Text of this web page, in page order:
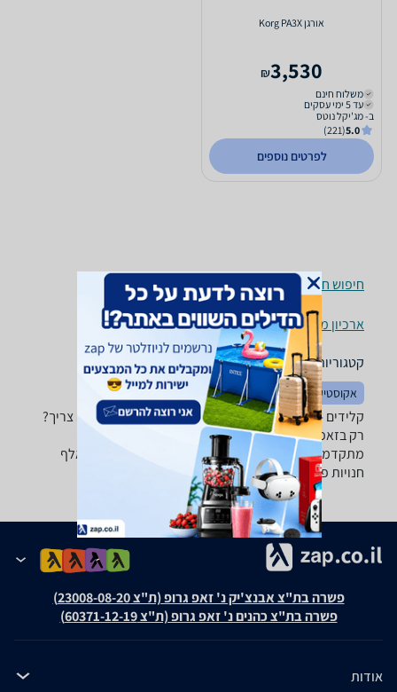
‏אורגן Korg PA3X
3,530
₪
משלוח חינם
עד 5 ימי עסקים
ב- מג'יקל נוטס
5.0
(221)
לפרטים נוספים
חיפוש חנויות קלידים לפי עיר
ארכיון מוצרים
קטגוריות משלימות
אקוסטיקה
קלידים - ‏Korg ‏98 ‏ס"מ רוצה למצוא את הקלידים שאתה צריך?
רק בזאפ תמצא מאות ביקורות על קלידים מערכת סינון
מתקדמת לפי יצרן , סוג ועוד, השוואת מחירים ביותר מאלף
חנויות פנאי וספורט ותקבל החלטה חכמה!
פשרה בת"צ אבנצ'יק נ' זאפ גרופ (ת"צ 23008-08-20)
פשרה בת"צ כהנים נ' זאפ גרופ (ת"צ 60371-12-19)
אודות